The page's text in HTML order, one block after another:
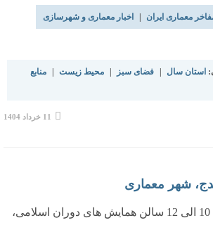
معماری ایران اخبار معماری و شهرسازی
استان سال فضای سبز محیط زیست
منابع
نوشته
11 خرداد 1404
شهر معماری
ششم اردیبهشت ساعت 10 الی 12 سالن همایش های دوران اسلامی،